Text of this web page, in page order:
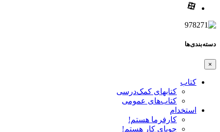
دسته‌بندی‌ها
×
کتاب
کتابهای کمک‌درسی
کتاب‌های عمومی
استخدام
کارفرما هستم!
جویای کار هستم!